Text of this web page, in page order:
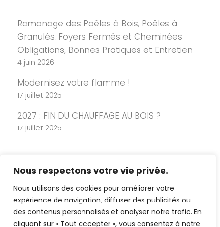
Nous respectons votre vie privée.
Nous utilisons des cookies pour améliorer votre
expérience de navigation, diffuser des publicités ou
des contenus personnalisés et analyser notre trafic. En
cliquant sur « Tout accepter », vous consentez à notre
Ramonage des Poêles à Bois, Poêles à
Granulés, Foyers Fermés et Cheminées
Obligations, Bonnes Pratiques et Entretien
4 juin 2026
Modernisez votre flamme !
17 juillet 2025
2027 : FIN DU CHAUFFAGE AU BOIS ?
17 juillet 2025